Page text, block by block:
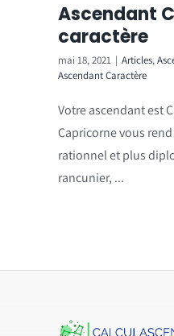
Ascendant
caractère
mai 18, 2021 | Articles,
Ascendant Caractère
Votre ascendant est
Capricorne vous
rationnel et plus
rancunier, ...